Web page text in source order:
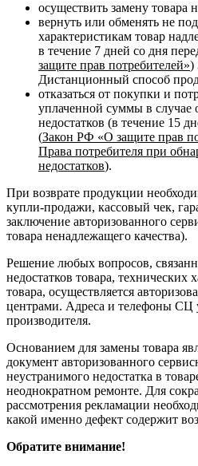
осуществить замену товара
вернуть или обменять не
характеристикам товар
в течение 7 дней со дня
защите прав потребителей»)
Дистанционный способ
отказаться от покупки и
уплаченной суммы в случае
недостатков (в течение 15
(Закон РФ «О защите прав
Права потребителя при
недостатков).
При возврате продукции
купли-продажи, кассовый чек,
заключение авторизованного
товара ненадлежащего качества).
Решение любых вопросов,
недостатков товара, технических
товара, осуществляется
центрами. Адреса и телефоны СЦ
производителя.
Основанием для замены товара
документ авторизованного
неустранимого недостатка в
неоднократном ремонте. Для
рассмотрения рекламации
какой именно дефект содержит
Обратите внимание!